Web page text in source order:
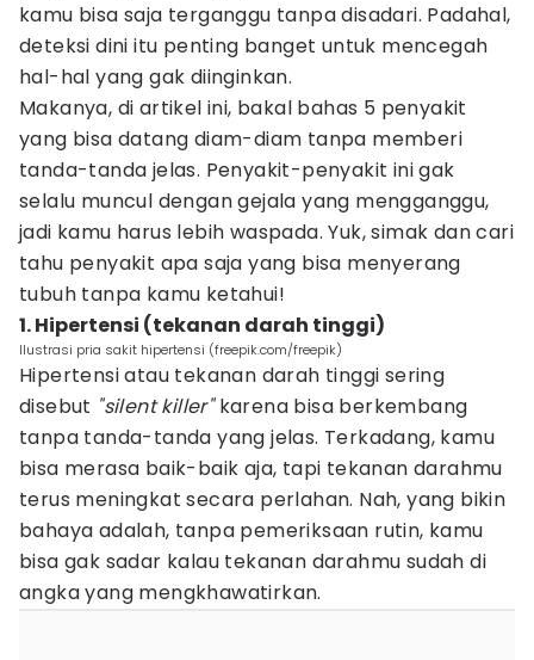
kamu bisa saja terganggu tanpa disadari. Padahal,
deteksi dini itu penting banget untuk mencegah
hal-hal yang gak diinginkan.
Makanya, di artikel ini, bakal bahas 5 penyakit
yang bisa datang diam-diam tanpa memberi
tanda-tanda jelas. Penyakit-penyakit ini gak
selalu muncul dengan gejala yang mengganggu,
jadi kamu harus lebih waspada. Yuk, simak dan cari
tahu penyakit apa saja yang bisa menyerang
tubuh tanpa kamu ketahui!
1. Hipertensi (tekanan darah tinggi)
Ilustrasi pria sakit hipertensi (freepik.com/freepik)
Hipertensi atau tekanan darah tinggi sering
disebut "silent killer"karena bisa berkembang
tanpa tanda-tanda yang jelas. Terkadang, kamu
bisa merasa baik-baik aja, tapi tekanan darahmu
terus meningkat secara perlahan. Nah, yang bikin
bahaya adalah, tanpa pemeriksaan rutin, kamu
bisa gak sadar kalau tekanan darahmu sudah di
angka yang mengkhawatirkan.